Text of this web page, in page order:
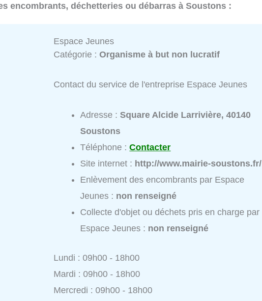
encombrants, déchetteries ou débarras à Soustons :
Espace Jeunes
Catégorie :Organisme à but non lucratif
Contact du service de l'entreprise Espace Jeunes
Adresse :Square Alcide Larrivière, 40140
Soustons
Téléphone :Contacter
Site internet : http://www.mairie-soustons.fr/
Enlèvement des encombrants par Espace
Jeunes : non renseigné
Collecte d'objet ou déchets pris en charge par
Espace Jeunes : non renseigné
Lundi : 09h00 - 18h00
Mardi : 09h00 - 18h00
Mercredi : 09h00 - 18h00